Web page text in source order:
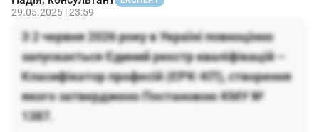
29.05.2026 | 23:59
З 2 червня 2026 року в Україні повноцінно
запускається Єдиний реєстр кваліфікацій –
Класифікатор професій (ЄРК-КП), створення
якого затверджено Постановою КМУ №
1387.